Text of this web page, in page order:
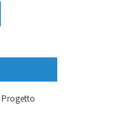
Progetto